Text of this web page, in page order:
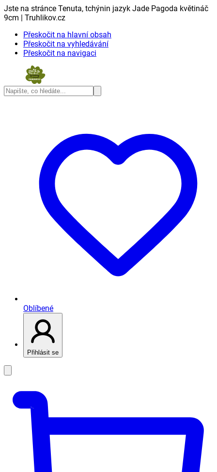
Jste na stránce Tenuta, tchýnin jazyk Jade Pagoda květináč
9cm | Truhlikov.cz
Přeskočit na hlavní obsah
Přeskočit na vyhledávání
Přeskočit na navigaci
Oblíbené
Přihlásit se